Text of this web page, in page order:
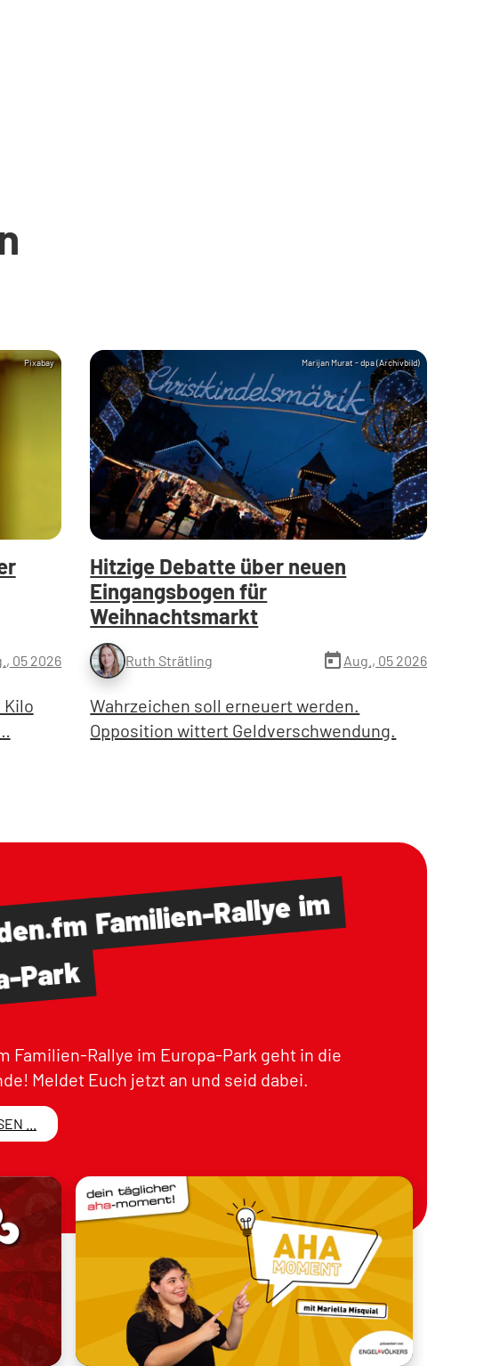
Pixabay
05 2026
Kilo
Marijan Murat - dpa (Archivbild)
Hitzige Debatte über neuen
Eingangsbogen für
Weihnachtsmarkt
Ruth Strätling today Aug., 05 2026
Wahrzeichen soll erneuert werden.
Opposition wittert Geldverschwendung.
Familien-Rallyeim
Park
Familien-Rallye im Europa-Park geht in die
Meldet Euch jetzt an und seid dabei.
...